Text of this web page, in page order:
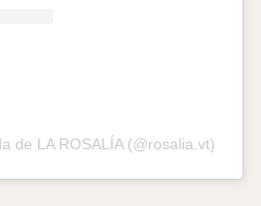
de LA ROSALÍA (@rosalia.vt)